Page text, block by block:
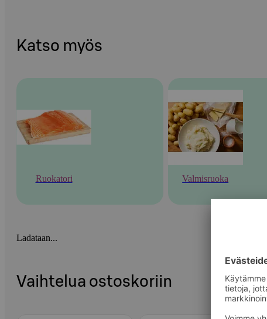
Katso myös
Ruokatori Valmisruoka
Ladataan...
Vaihtelua ostoskoriin